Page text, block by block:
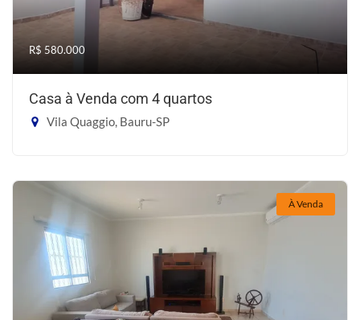
R$ 580.000
Casa à Venda com 4 quartos
Vila Quaggio, Bauru-SP
À Venda